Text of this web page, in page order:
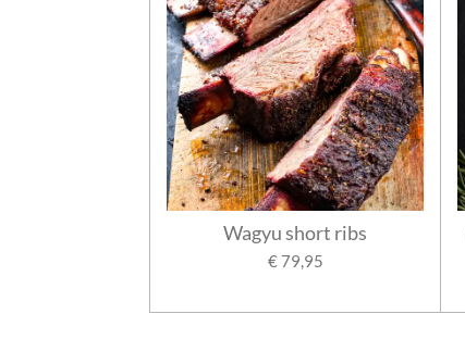
Wagyu short ribs
€ 79,95